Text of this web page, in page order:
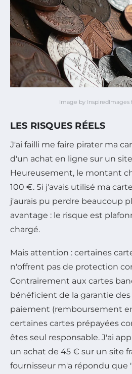
Image by InspiredImages
LES RISQUES RÉELS
J'ai failli me faire pirater ma
d'un achat en ligne sur un
Heureusement, le montant
100 €. Si j'avais utilisé ma
j'aurais pu perdre beaucoup
avantage : le risque est
chargé.
Mais attention : certaines
n'offrent pas de protection
Contrairement aux cartes
bénéficient de la garantie
paiement (remboursement
certaines cartes prépayées
êtes seul responsable. J'ai
un achat de 45 € sur un site
fournisseur m'a répondu que